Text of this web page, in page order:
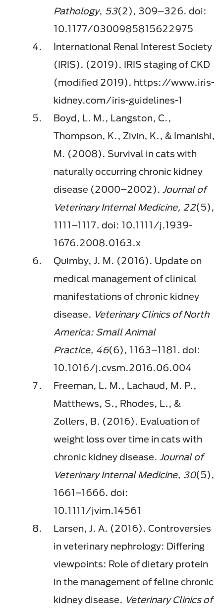
Pathology, 53(2), 309–326. doi:
10.1177/0300985815622975
International Renal Interest Society
(IRIS). (2019). IRIS staging of CKD
(modified 2019). https://www.iris-
kidney.com/iris-guidelines-1
Boyd, L. M., Langston, C.,
Thompson, K., Zivin, K., & Imanishi,
M. (2008). Survival in cats with
naturally occurring chronic kidney
disease (2000–2002). Journal of
Veterinary Internal Medicine, 22(5),
1111–1117. doi: 10.1111/j.1939-
1676.2008.0163.x​
Quimby, J. M. (2016). Update on
medical management of clinical
manifestations of chronic kidney
disease. Veterinary Clinics of North
America: Small Animal
Practice, 46(6), 1163–1181 . doi:
10.1016/j.cvsm.2016.06.004
Freeman, L. M., Lachaud, M. P.,
Matthews, S., Rhodes, L., &
Zollers, B. (2016). Evaluation of
weight loss over time in cats with
chronic kidney disease. Journal of
Veterinary Internal Medicine, 30(5),
1661–1666. doi:
10.1111/jvim.14561
Larsen, J. A. (2016). Controversies
in veterinary nephrology: Differing
viewpoints: Role of dietary protein
in the management of feline chronic
kidney disease. Veterinary Clinics of